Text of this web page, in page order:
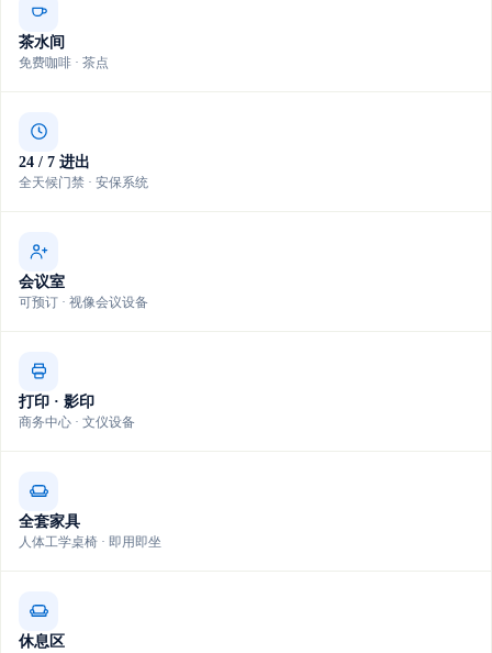
茶水间
免费咖啡 · 茶点
24 / 7 进出
全天候门禁 · 安保系统
会议室
可预订 · 视像会议设备
打印 · 影印
商务中心 · 文仪设备
全套家具
人体工学桌椅 · 即用即坐
休息区